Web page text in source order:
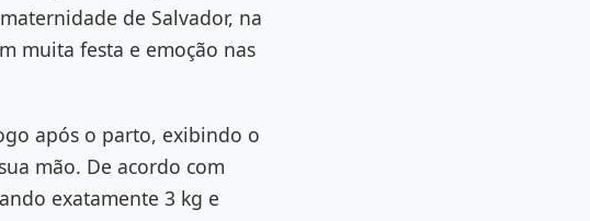
de Salvador, na
muita festa e emoção nas
após o parto, exibindo o
mão. De acordo com
exatamente 3 kg e